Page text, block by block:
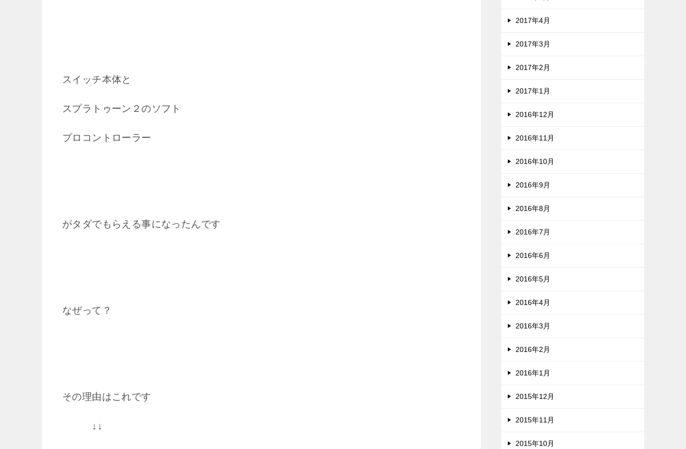
スイッチ本体と
スプラトゥーン２のソフト
プロコントローラー
がタダでもらえる事になったんです
なぜって？
その理由はこれです
↓↓
2017年4月
2017年3月
2017年2月
2017年1月
2016年12月
2016年11月
2016年10月
2016年9月
2016年8月
2016年7月
2016年6月
2016年5月
2016年4月
2016年3月
2016年2月
2016年1月
2015年12月
2015年11月
2015年10月